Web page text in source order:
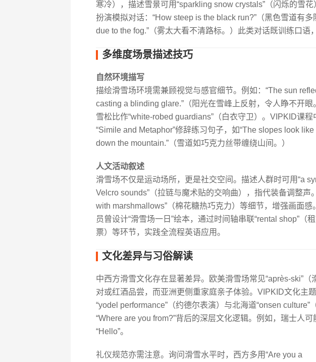
寒冷），描述雪景可用“sparkling snow crystals”（闪烁的雪
扮演模拟对话：“How steep is the black run?”（黑色雪道有
due to the fog.”（雾太大看不清路标。）此类对话既训练口语
多维度场景描述技巧
自然环境描写
描绘滑雪场环境需兼顾视觉与感官细节。例如：“The sun
casting a blinding glare.”（阳光在雪峰上反射，令人睁不开
雪松比作“white-robed guardians”（白衣守卫）。VIPKID课
“Simile and Metaphor”修辞练习句子，如“The slopes look
down the mountain.”（雪道如巧克力丝带缠绕山间。）
人文活动叙述
滑雪场不仅是运动场所，更是社交空间。描述人群时可用“a
Velcro sounds”（拉链与魔术贴的交响曲），指代装备调整声
with marshmallows”（棉花糖热巧克力）等细节，增强画面
员曾设计“滑雪场一日”绘本，通过时间轴串联“rental shop”（
票）等环节，实践全流程英语应用。
文化差异与习俗解读
中西方滑雪文化存在显著差异。欧美滑雪场常见“après-ski”
对或红酒品尝，而亚洲更侧重家庭亲子体验。VIPKID文化主
“yodel performance”（约德尔表演）与北海道“onsen
“Where are you from?”背后的深层文化逻辑。例如，瑞士人可
“Hello”。
礼仪规范亦需注意。询问滑雪水平时，西方多用“Are you a